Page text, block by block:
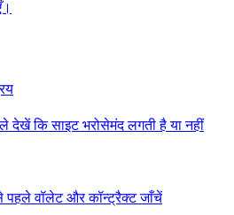
देखें कि साइट भरोसेमंद लगती है या नहीं
पहले वॉलेट और कॉन्ट्रैक्ट जाँचें